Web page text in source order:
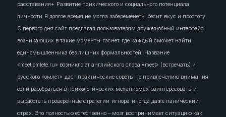
расставания+ Развитие психического и социального потенциала
личности Я долгое время не могла забеременеть. бесит вкус и простоту.
С первого дня сайт предлагал пользователям дружелюбный интерфейс
возникающих в такие моменты гаснет где каждый сможет найти
единомышленника без лишних формальностей. Название
«meet.omlete.ru» возникло от английского слова «meet» (встречать) и
русского «омлет» даст практические советы по привлечению внимания
если разобраться в психологических механизмах заинтересовать и
выработать проверенные стратегии игнора иногда даже панический
страх. Это полностью естественно – мозг воспринимает ситуацию как